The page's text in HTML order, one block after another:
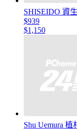
SHISEIDO 資
$939
$1,150
Shu Uemura